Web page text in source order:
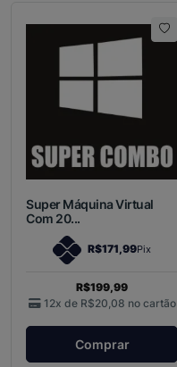
Super Máquina Virtual
Com 20...
R$171,99Pix
R$199,99
12x de R$20,08 no cartão
Comprar